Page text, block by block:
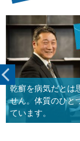
乾癬を病気だとは
せん。体質のひと
ています。